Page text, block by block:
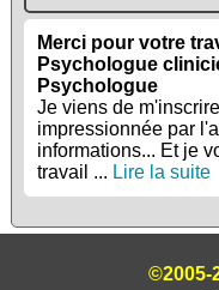
Merci pour votre
Psychologue
Psychologue
Je viens de
impressionnée par
informations... Et je
travail ... Lire la suite
©2005-